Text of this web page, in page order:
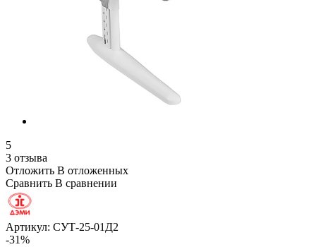
5
3 отзыва
Отложить В отложенных
Сравнить В сравнении
Артикул: СУТ-25-01Д2
-31%